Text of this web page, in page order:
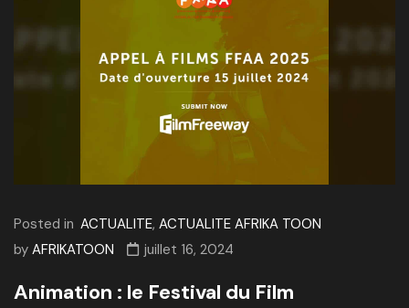
Posted in ACTUALITE, ACTUALITE AFRIKA TOON
by AFRIKATOON juillet 16, 2024
Animation : le Festival du Film